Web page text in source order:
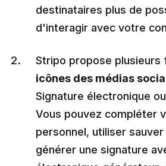
destinataires plus de
d'interagir avec votre
Stripo propose
icônes des médias
Signature électronique
Vous pouvez compléter
personnel, utiliser
générer une signature